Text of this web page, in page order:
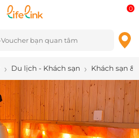
0
Du lịch - Khách sạn Khách sạn &